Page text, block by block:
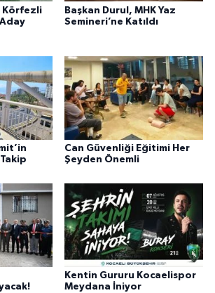
Körfezli
Başkan Durul, MHK Yaz
Semineri’ne Katıldı
Can Güvenliği Eğitimi Her
Şeyden Önemli
Kentin Gururu Kocaelispor
Meydana İniyor